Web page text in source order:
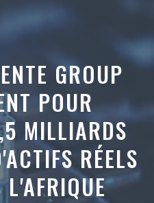
GROUP
POUR
MILLIARDS
RÉELS